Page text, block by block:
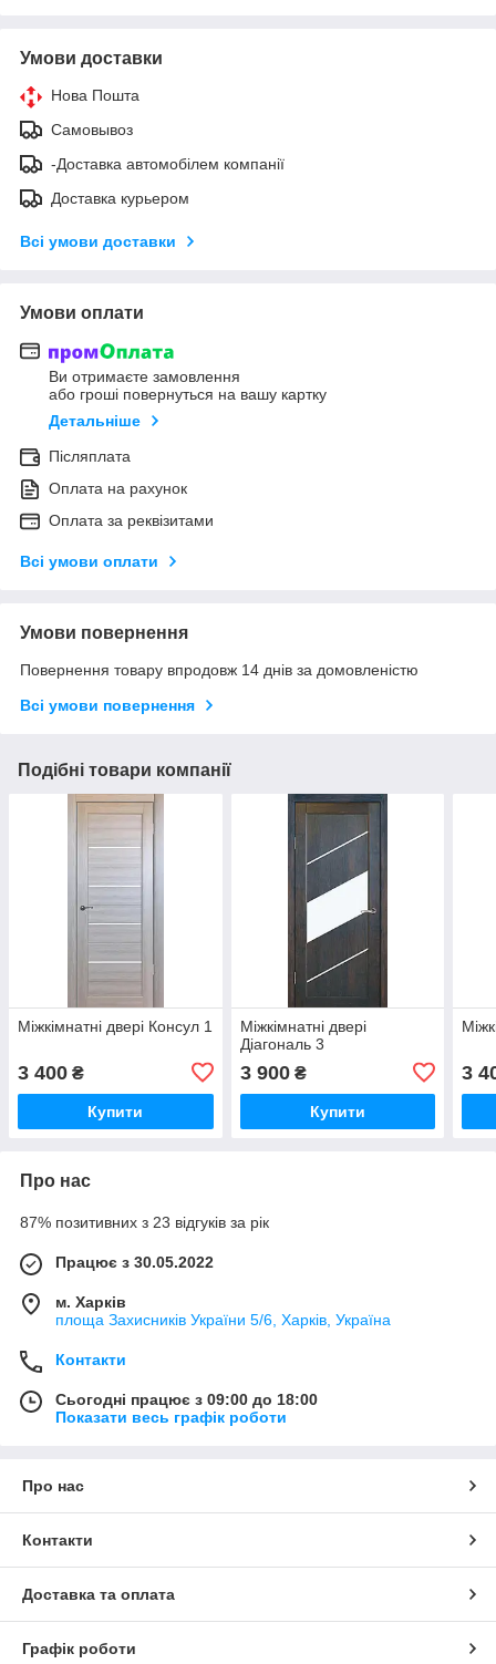
Умови доставки
Нова Пошта
Самовывоз
-Доставка автомобілем компанії
Доставка курьером
Всі умови доставки
Умови оплати
Ви отримаєте замовлення
або гроші повернуться на вашу картку
Детальніше
Післяплата
Оплата на рахунок
Оплата за реквізитами
Всі умови оплати
Умови повернення
Повернення товару впродовж 14 днів за домовленістю
Всі умови повернення
Подібні товари компанії
Міжкімнатні двері Консул 1
3 400 ₴
Купити
Міжкімнатні двері
Діагональ 3
3 900₴
Купити
3
Про нас
87% позитивних з 23 відгуків за рік
Працює з 30.05.2022
м. Харків
площа Захисників України 5/6, Харків, Україна
Контакти
Сьогодні працює з 09:00 до 18:00
Показати весь графік роботи
Про нас
Контакти
Доставка та оплата
Графік роботи